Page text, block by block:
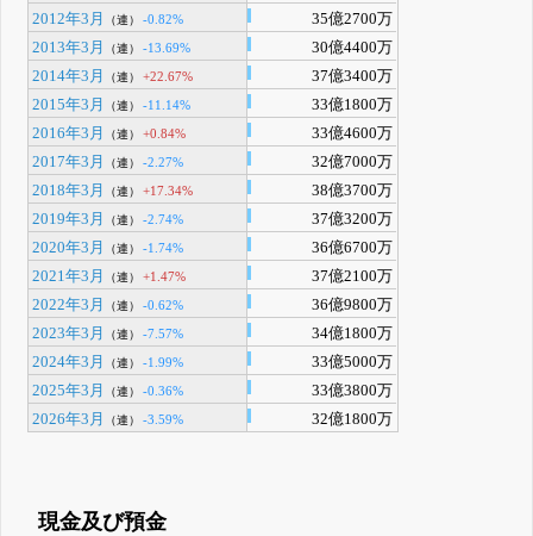
2012年3月
（連） -0.82%
35億2700万
2013年3月
（連） -13.69%
30億4400万
2014年3月
（連） +22.67%
37億3400万
2015年3月
（連） -11.14%
33億1800万
2016年3月
（連） +0.84%
33億4600万
2017年3月
（連） -2.27%
32億7000万
2018年3月
（連） +17.34%
38億3700万
2019年3月
（連） -2.74%
37億3200万
2020年3月
（連） -1.74%
36億6700万
2021年3月
（連） +1.47%
37億2100万
2022年3月
（連） -0.62%
36億9800万
2023年3月
（連） -7.57%
34億1800万
2024年3月
（連） -1.99%
33億5000万
2025年3月
（連） -0.36%
33億3800万
2026年3月
（連） -3.59% 32億1800万
現金及び預金